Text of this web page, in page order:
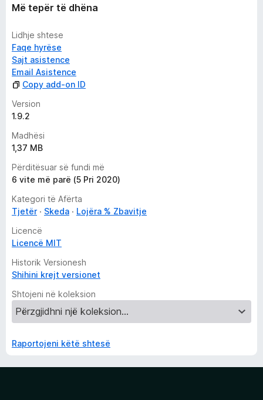
Më tepër të dhëna
Lidhje shtese
Faqe hyrëse
Sajt asistence
Email Asistence
Copy add-on ID
Version
1.9.2
Madhësi
1,37 MB
Përditësuar së fundi më
6 vite më parë (5 Pri 2020)
Kategori të Afërta
Tjetër
Skeda
Lojëra % Zbavitje
Licencë
Licencë MIT
Historik Versionesh
Shihini krejt versionet
Shtojeni në koleksion
Raportojeni këtë shtesë